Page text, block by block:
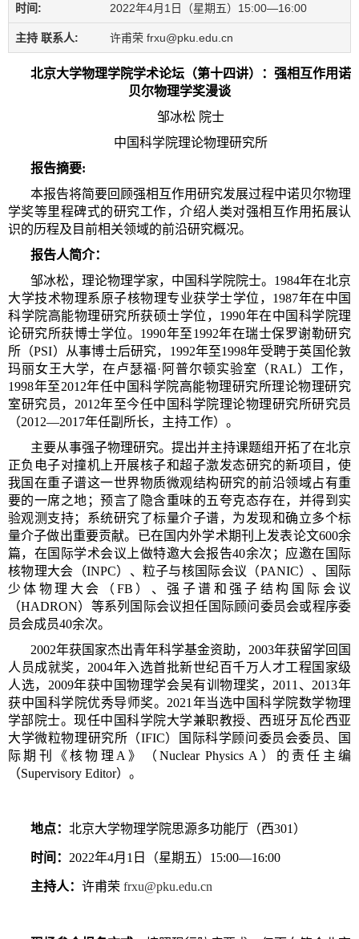
时间: 2022年4月1日（星期五）15:00—16:00
主持 联系人: 许甫荣 frxu@pku.edu.cn
北京大学物理学院学术论坛（第十四讲）：强相互作用诺
贝尔物理学奖漫谈
邹冰松 院士
中国科学院理论物理研究所
报告摘要:
本报告将简要回顾强相互作用研究发展过程中诺贝尔物理
学奖等里程碑式的研究工作，介绍人类对强相互作用拓展认
识的历程及目前相关领域的前沿研究概况。
报告人简介：
邹冰松，理论物理学家，中国科学院院士。1984年在北京
大学技术物理系原子核物理专业获学士学位，1987年在中国
科学院高能物理研究所获硕士学位，1990年在中国科学院理
论研究所获博士学位。1990年至1992年在瑞士保罗谢勒研究
所（PSI）从事博士后研究，1992年至1998年受聘于英国伦敦
玛丽女王大学，在卢瑟福·阿普尔顿实验室（RAL）工作，
1998年至2012年任中国科学院高能物理研究所理论物理研究
室研究员，2012年至今任中国科学院理论物理研究所研究员
（2012—2017年任副所长，主持工作）。
主要从事强子物理研究。提出并主持课题组开拓了在北京
正负电子对撞机上开展核子和超子激发态研究的新项目，使
我国在重子谱这一世界物质微观结构研究的前沿领域占有重
要的一席之地；预言了隐含重味的五夸克态存在，并得到实
验观测支持；系统研究了标量介子谱，为发现和确立多个标
量介子做出重要贡献。已在国内外学术期刊上发表论文600余
篇，在国际学术会议上做特邀大会报告40余次；应邀在国际
核物理大会（INPC）、粒子与核国际会议（PANIC）、国际
少体物理大会（FB）、强子谱和强子结构国际会议
（HADRON）等系列国际会议担任国际顾问委员会或程序委
员会成员40余次。
2002年获国家杰出青年科学基金资助，2003年获留学回国
人员成就奖，2004年入选首批新世纪百千万人才工程国家级
人选，2009年获中国物理学会吴有训物理奖，2011、2013年
获中国科学院优秀导师奖。2021年当选中国科学院数学物理
学部院士。现任中国科学院大学兼职教授、西班牙瓦伦西亚
大学微粒物理研究所（IFIC）国际科学顾问委员会委员、国
际期刊《核物理A》（Nuclear Physics A）的责任主编
（Supervisory Editor）。
地点： 北京大学物理学院思源多功能厅（西301）
时间： 2022年4月1日（星期五）15:00—16:00
主持人： 许甫荣 frxu@pku.edu.cn